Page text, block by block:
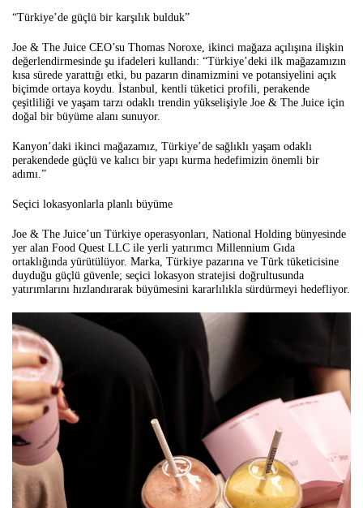
“Türkiye’de güçlü bir karşılık bulduk”
Joe & The Juice CEO’su Thomas Noroxe, ikinci mağaza açılışına ilişkin
değerlendirmesinde şu ifadeleri kullandı: “Türkiye’deki ilk mağazamızın
kısa sürede yarattığı etki, bu pazarın dinamizmini ve potansiyelini açık
biçimde ortaya koydu. İstanbul, kentli tüketici profili, perakende
çeşitliliği ve yaşam tarzı odaklı trendin yükselişiyle Joe & The Juice için
doğal bir büyüme alanı sunuyor.
Kanyon’daki ikinci mağazamız, Türkiye’de sağlıklı yaşam odaklı
perakendede güçlü ve kalıcı bir yapı kurma hedefimizin önemli bir
adımı.”
Seçici lokasyonlarla planlı büyüme
Joe & The Juice’un Türkiye operasyonları, National Holding bünyesinde
yer alan Food Quest LLC ile yerli yatırımcı Millennium Gıda
ortaklığında yürütülüyor. Marka, Türkiye pazarına ve Türk tüketicisine
duyduğu güçlü güvenle; seçici lokasyon stratejisi doğrultusunda
yatırımlarını hızlandırarak büyümesini kararlılıkla sürdürmeyi hedefliyor.